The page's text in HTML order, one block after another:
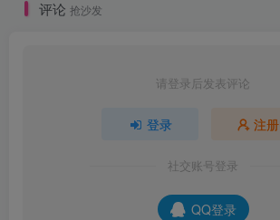
评论 抢沙发
请登录后发表评论
登录 注册
社交账号登录
QQ登录